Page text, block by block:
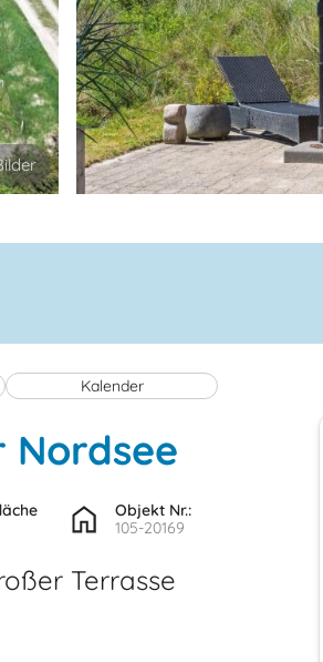
Kalender
Nordsee
Objekt Nr.:
105-20169
Terrasse